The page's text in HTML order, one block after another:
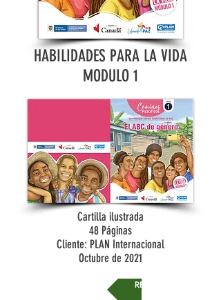
HABILIDADES PARA LA VIDA
MODULO 1
Cartilla ilustrada
48 Páginas
Cliente: PLAN Internacional
Octubre de 2021
REGRESAR